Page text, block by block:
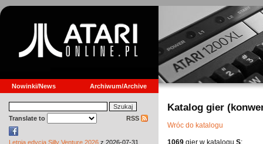
Nowinki/News Archiwum/Archive
Translate to RSS
Letnia edycja Silly Venture 2026 z 2026-07-31
Katalog gier
Wróc do katalogu
1069 gier w katalogu S: